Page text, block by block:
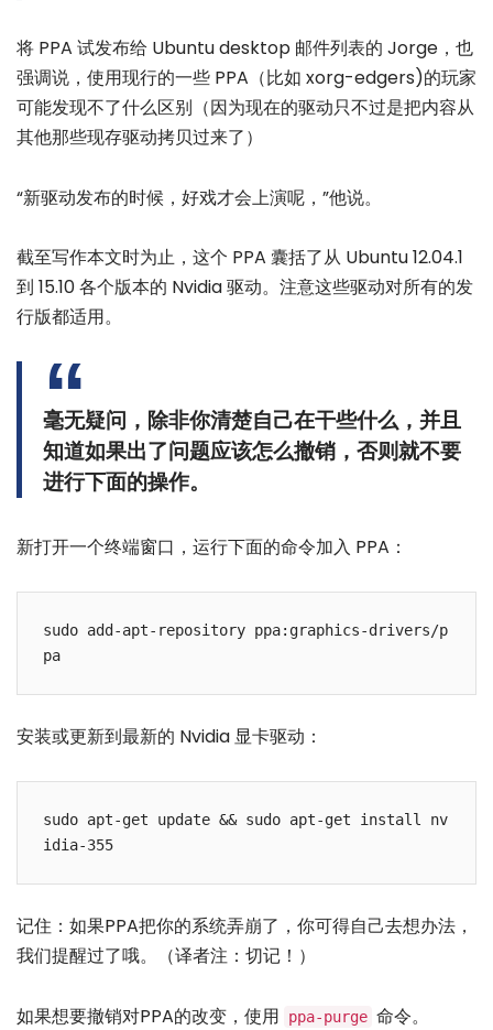
将 PPA 试发布给 Ubuntu desktop 邮件列表的 Jorge，也
强调说，使用现行的一些 PPA（比如 xorg-edgers)的玩家
可能发现不了什么区别（因为现在的驱动只不过是把内容从
其他那些现存驱动拷贝过来了）
“新驱动发布的时候，好戏才会上演呢，”他说。
截至写作本文时为止，这个 PPA 囊括了从 Ubuntu 12.04.1
到 15.10 各个版本的 Nvidia 驱动。注意这些驱动对所有的发
行版都适用。
毫无疑问，除非你清楚自己在干些什么，并且
知道如果出了问题应该怎么撤销，否则就不要
进行下面的操作。
新打开一个终端窗口，运行下面的命令加入 PPA：
sudo add-apt-repository ppa:graphics-drivers/p
安装或更新到最新的 Nvidia 显卡驱动：
sudo apt-get update && sudo apt-get install nv
记住：如果PPA把你的系统弄崩了，你可得自己去想办法，
我们提醒过了哦。（译者注：切记！）
如果想要撤销对PPA的改变，使用 ppa-purge 命令。